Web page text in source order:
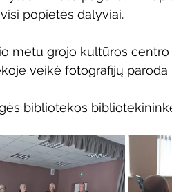
popietės dalyviai.
metu grojo kultūros
veikė fotografijų paroda
bibliotekos